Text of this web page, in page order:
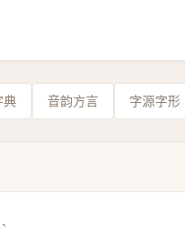
典 音韵方言 字源字形